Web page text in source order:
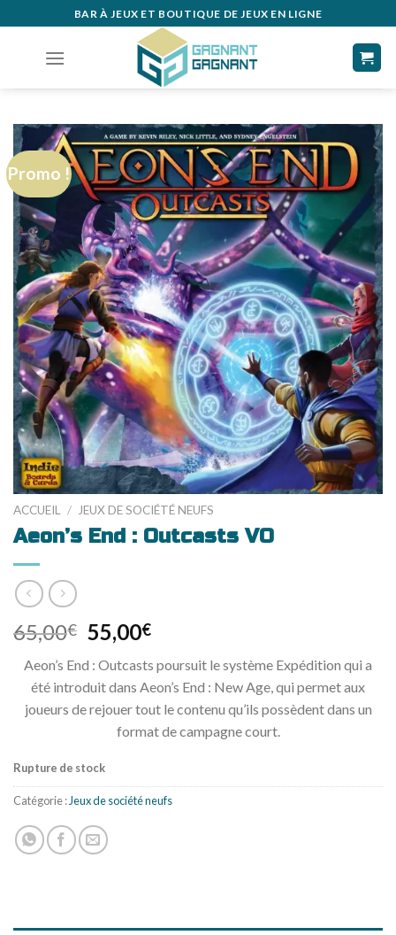
content
BAR À JEUX ET BOUTIQUE DE JEUX EN LIGNE
Promo !
ACCUEIL / JEUX DE SOCIÉTÉ NEUFS
Aeon’s End : Outcasts VO
65,00€ 55,00€
Aeon’s End : Outcasts poursuit le système Expédition qui a
été introduit dans Aeon’s End : New Age, qui permet aux
joueurs de rejouer tout le contenu qu’ils possèdent dans un
format de campagne court.
Rupture de stock
Catégorie : Jeux de société neufs